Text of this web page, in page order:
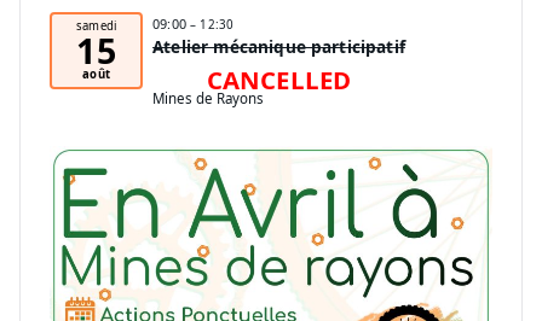
samedi
15
août
09:00 – 12:30
Atelier mécanique participatif
CANCELLED
Mines de Rayons